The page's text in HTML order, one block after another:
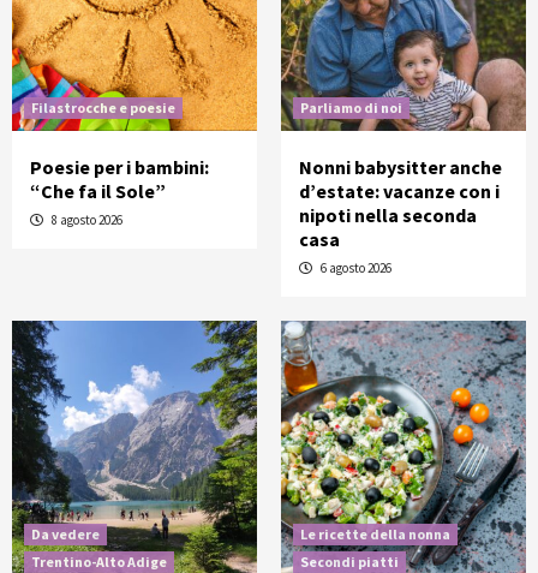
Filastrocche e poesie
Poesie per i bambini:
“Che fa il Sole”
8 agosto 2026
Parliamo di noi
Nonni babysitter anche
d’estate: vacanze con i
nipoti nella seconda
casa
6 agosto 2026
Da vedere
Trentino-Alto Adige
Le ricette della nonna
Secondi piatti